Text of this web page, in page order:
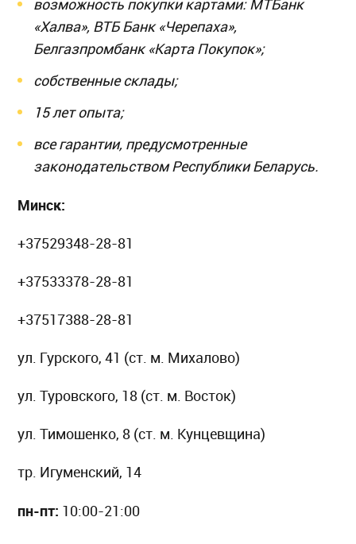
возможность покупки картами: МТБанк
«Халва», ВТБ Банк «Черепаха»,
Белгазпромбанк «Карта Покупок»;
собственные склады;
15 лет опыта;
все гарантии, предусмотренные
законодательством Республики Беларусь.
Минск:
+37529348-28-81
+37533378-28-81
+37517388-28-81
ул. Гурского, 41 (ст. м. Михалово)
ул. Туровского, 18 (ст. м. Восток)
ул. Тимошенко, 8 (ст. м. Кунцевщина)
тр. Игуменский, 14
пн-пт: 10:00-21:00